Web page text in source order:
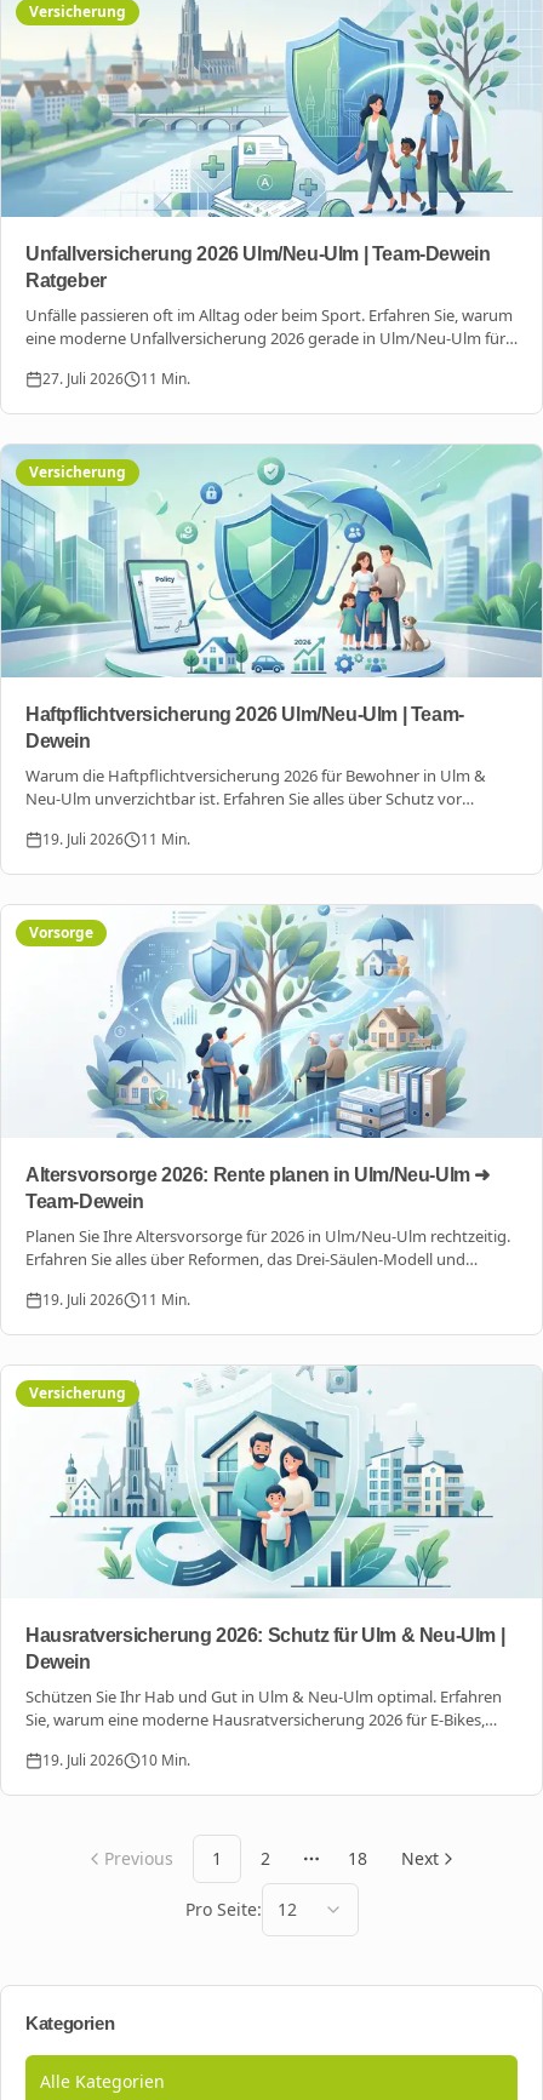
Versicherung
Unfallversicherung 2026 Ulm/Neu-Ulm | Team-Dewein
Ratgeber
Unfälle passieren oft im Alltag oder beim Sport. Erfahren Sie, warum
eine moderne Unfallversicherung 2026 gerade in Ulm/Neu-Ulm für
Tarife finden.
27. Juli 2026 11 Min.
Versicherung
Haftpflichtversicherung 2026 Ulm/Neu-Ulm | Team-
Dewein
Warum die Haftpflichtversicherung 2026 für Bewohner in Ulm &
Neu-Ulm unverzichtbar ist. Erfahren Sie alles über Schutz vor
19. Juli 2026 11 Min.
Vorsorge
Altersvorsorge 2026: Rente planen in Ulm/Neu-Ulm ➜
Team-Dewein
Planen Sie Ihre Altersvorsorge für 2026 in Ulm/Neu-Ulm rechtzeitig.
Erfahren Sie alles über Reformen, das Drei-Säulen-Modell und
19. Juli 2026 11 Min.
Versicherung
Hausratversicherung 2026: Schutz für Ulm & Neu-Ulm |
Dewein
Schützen Sie Ihr Hab und Gut in Ulm & Neu-Ulm optimal. Erfahren
Sie, warum eine moderne Hausratversicherung 2026 für E-Bikes,
19. Juli 2026 10 Min.
Previous 1 2 More pages
18 Next
Pro Seite: 12
Kategorien
Alle Kategorien